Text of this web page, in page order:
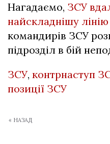
Нагадаємо, ЗСУ
найскладнішу лінію
командирів ЗСУ
підрозділ в бій
ЗСУ, контрнаступ
позиції ЗСУ
« НАЗАД